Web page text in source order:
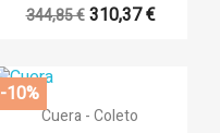
344,85 € 310,37 €
 Vista rápida
Cuera - Coleto
-10%